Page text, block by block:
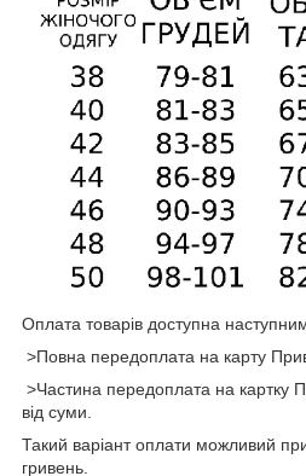
Оплата товарів доступна
>Повна передоплата на карту
>Частина передоплата на картку
від суми.
Такий варіант оплати можливий
гривень.